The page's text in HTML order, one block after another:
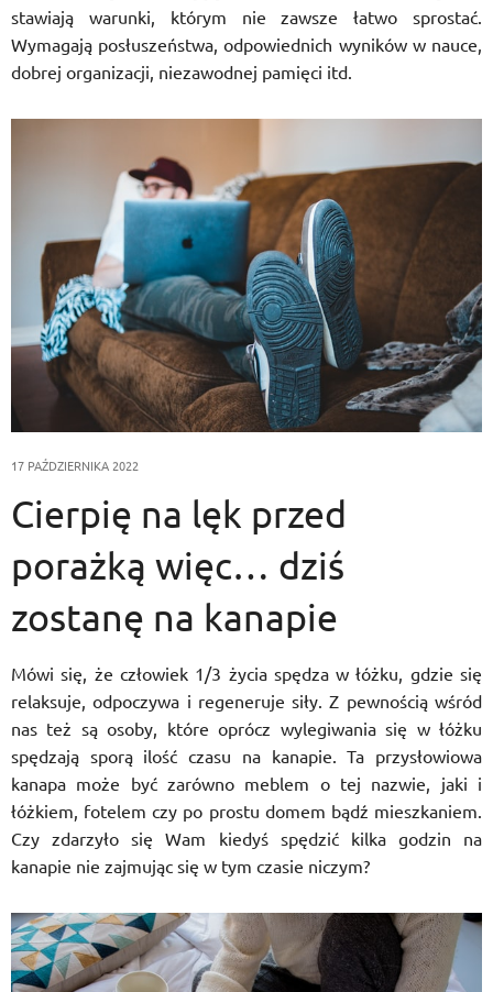
stawiają warunki, którym nie zawsze łatwo sprostać.
Wymagają posłuszeństwa, odpowiednich wyników w nauce,
dobrej organizacji, niezawodnej pamięci itd.
17 PAŹDZIERNIKA 2022
Cierpię na lęk przed
porażką więc… dziś
zostanę na kanapie
Mówi się, że człowiek 1/3 życia spędza w łóżku, gdzie się
relaksuje, odpoczywa i regeneruje siły. Z pewnością wśród
nas też są osoby, które oprócz wylegiwania się w łóżku
spędzają sporą ilość czasu na kanapie. Ta przysłowiowa
kanapa może być zarówno meblem o tej nazwie, jaki i
łóżkiem, fotelem czy po prostu domem bądź mieszkaniem.
Czy zdarzyło się Wam kiedyś spędzić kilka godzin na
kanapie nie zajmując się w tym czasie niczym?